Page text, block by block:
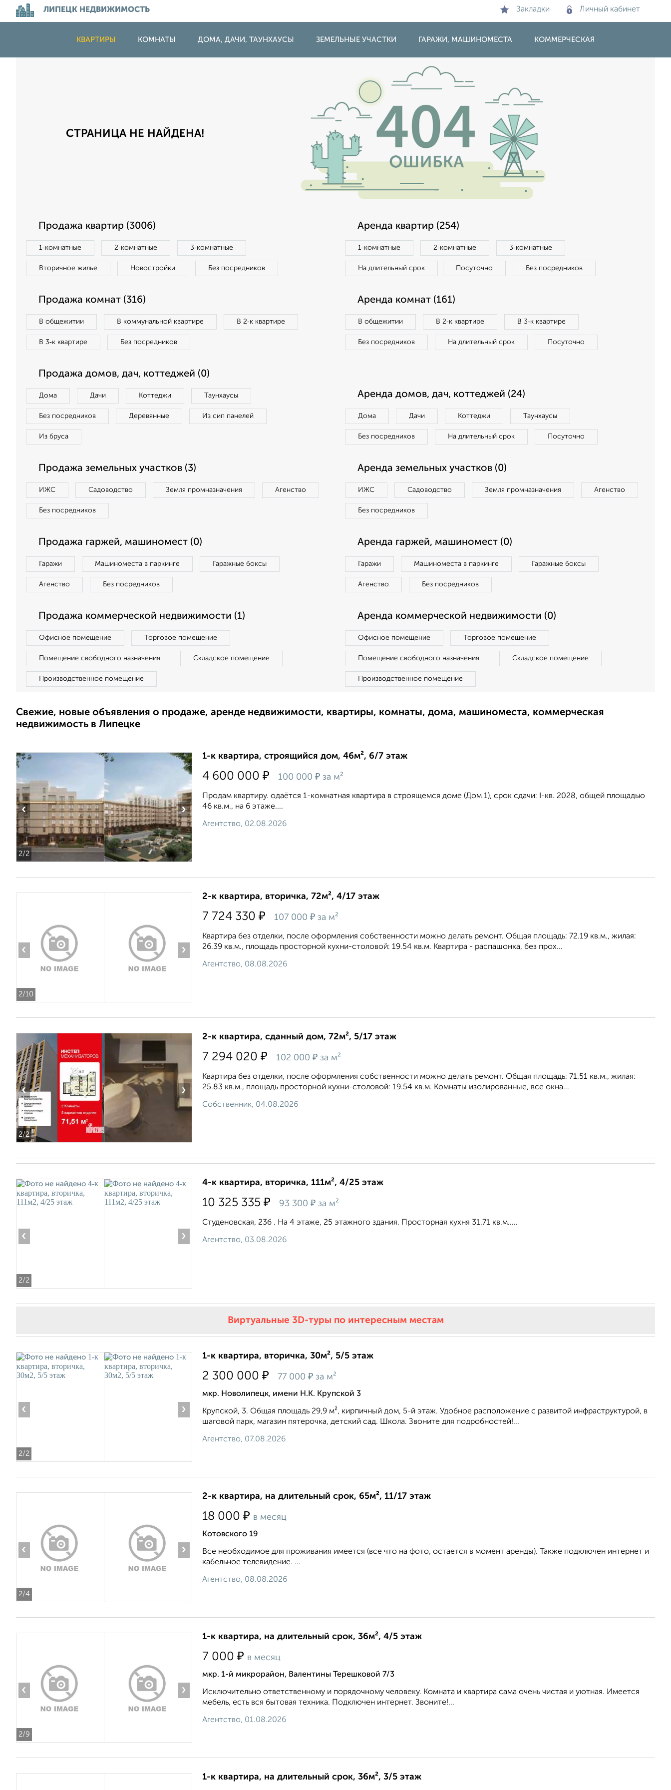
ЛИПЕЦК НЕДВИЖИМОСТЬ Закладки Личный кабинет
КВАРТИРЫ КОМНАТЫ ДОМА, ДАЧИ, ТАУНХАУСЫ ЗЕМЕЛЬНЫЕ УЧАСТКИ ГАРАЖИ, МАШИНОМЕСТА КОММЕРЧЕСКАЯ
СТРАНИЦА НЕ НАЙДЕНА!
Продажа квартир (3006)
1‑комнатные 2‑комнатные 3‑комнатные
Вторичное жилье Новостройки Без посредников
Аренда квартир (254)
1‑комнатные 2‑комнатные 3‑комнатные
На длительный срок Посуточно Без посредников
Продажа комнат (316)
В общежитии В коммунальной квартире В 2‑к квартире
В 3‑к квартире Без посредников
Аренда комнат (161)
В общежитии В 2‑к квартире В 3‑к квартире
Без посредников На длительный срок Посуточно
Продажа домов, дач, коттеджей (0)
Дома Дачи Коттеджи Таунхаусы
Без посредников Деревянные Из сип панелей
Из бруса
Аренда домов, дач, коттеджей (24)
Дома Дачи Коттеджи Таунхаусы
Без посредников На длительный срок Посуточно
Продажа земельных участков (3)
ИЖС Садоводство Земля промназначения Агенство
Без посредников
Аренда земельных участков (0)
ИЖС Садоводство Земля промназначения Агенство
Без посредников
Продажа гаржей, машиномест (0)
Гаражи Машиноместа в паркинге Гаражные боксы
Агенство Без посредников
Аренда гаржей, машиномест (0)
Гаражи Машиноместа в паркинге Гаражные боксы
Агенство Без посредников
Продажа коммерческой недвижимости (1)
Офисное помещение Торговое помещение
Помещение свободного назначения Складское помещение
Производственное помещение
Аренда коммерческой недвижимости (0)
Офисное помещение Торговое помещение
Помещение свободного назначения Складское помещение
Производственное помещение
Свежие, новые объявления о продаже, аренде недвижимости, квартиры, комнаты, дома, машиноместа, коммерческая
недвижимость в Липецке
2/2
‹ ›
1-к квартира, строящийся дом, 46м², 6/7 этаж
4 600 000 ₽ 100 000 ₽ за м²
Продам квартиру. одаётся 1-комнатная квартира в строящемся доме (Дом 1), срок сдачи: I-кв. 2028, общей площадью
46 кв.м., на 6 этаже....
Агентство, 02.08.2026
2/10
‹ ›
2-к квартира, вторичка, 72м², 4/17 этаж
7 724 330 ₽ 107 000 ₽ за м²
Квартира без отделки, после оформления собственности можно делать ремонт. Общая площадь: 72.19 кв.м., жилая:
26.39 кв.м., площадь просторной кухни-столовой: 19.54 кв.м. Квартира - распашонка, без прох...
Агентство, 08.08.2026
2/2
‹ ›
2-к квартира, сданный дом, 72м², 5/17 этаж
7 294 020 ₽ 102 000 ₽ за м²
Квартира без отделки, после оформления собственности можно делать ремонт. Общая площадь: 71.51 кв.м., жилая:
25.83 кв.м., площадь просторной кухни-столовой: 19.54 кв.м. Комнаты изолированные, все окна...
Собственник, 04.08.2026
2/2
‹ ›
4-к квартира, вторичка, 111м², 4/25 этаж
10 325 335 ₽ 93 300 ₽ за м²
Студеновская, 23б . На 4 этаже, 25 этажного здания. Просторная кухня 31.71 кв.м.....
Агентство, 03.08.2026
Виртуальные 3D-туры по интересным местам
2/2
‹ ›
1-к квартира, вторичка, 30м², 5/5 этаж
2 300 000 ₽ 77 000 ₽ за м²
мкр. Новолипецк, имени Н.К. Крупской 3
Крупской, 3. Общая площадь 29,9 м², кирпичный дом, 5-й этаж. Удобное расположение с развитой инфраструктурой, в
шаговой парк, магазин пятерочка, детский сад. Школа. Звоните для подробностей!...
Агентство, 07.08.2026
2/4
‹ ›
2-к квартира, на длительный срок, 65м², 11/17 этаж
18 000 ₽ в месяц
Котовского 19
Все необходимое для проживания имеется (все что на фото, остается в момент аренды). Также подключен интернет и
кабельное телевидение. ...
Агентство, 08.08.2026
2/9
‹ ›
1-к квартира, на длительный срок, 36м², 4/5 этаж
7 000 ₽ в месяц
мкр. 1-й микрорайон, Валентины Терешковой 7/3
Исключительно ответственному и порядочному человеку. Комната и квартира сама очень чистая и уютная. Имеется
мебель, есть вся бытовая техника. Подключен интернет. Звоните!...
Агентство, 01.08.2026
1-к квартира, на длительный срок, 36м², 3/5 этаж